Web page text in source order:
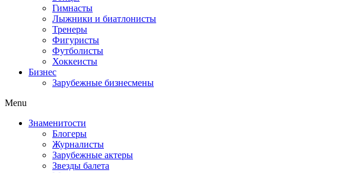
Гимнасты
Лыжники и биатлонисты
Тренеры
Фигуристы
Футболисты
Хоккеисты
Бизнес
Зарубежные бизнесмены
Menu
Знаменитости
Блогеры
Журналисты
Зарубежные актеры
Звезды балета